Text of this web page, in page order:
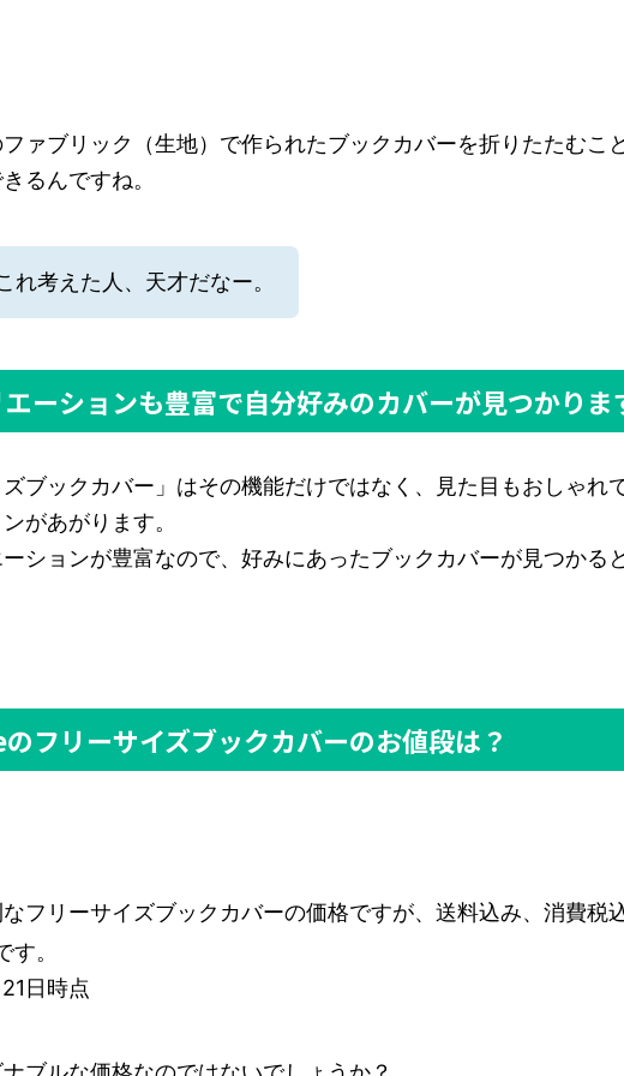
ァブリック（生地）で作られたブックカバーを折りたたむこ
るんですね。
れ考えた人、天才だなー。
ーションも豊富で自分好みのカバーが見つかりま
ズブックカバー」はその機能だけではなく、見た目もおしゃれ
があがります。
ションが豊富なので、好みにあったブックカバーが見つかる
フリーサイズブックカバーのお値段は？
フリーサイズブックカバーの価格ですが、送料込み、消費税
す。
日時点